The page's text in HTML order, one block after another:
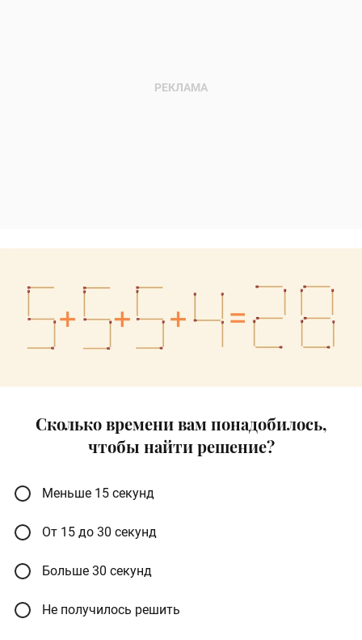
Сколько времени вам понадобилось,
чтобы найти решение?
Меньше 15 секунд
От 15 до 30 секунд
Больше 30 секунд
Не получилось решить